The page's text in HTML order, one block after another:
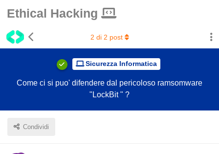
Ethical Hacking
Sicurezza Informatica
Come ci si puo' difendere dal pericoloso ramsomware
"LockBit " ?
Condividi
2 di 2 post